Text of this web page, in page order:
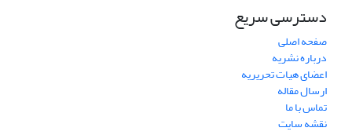
دسترسی سریع
صفحه اصلی
درباره نشریه
اعضای هیات تحریریه
ارسال مقاله
تماس با ما
نقشه سایت